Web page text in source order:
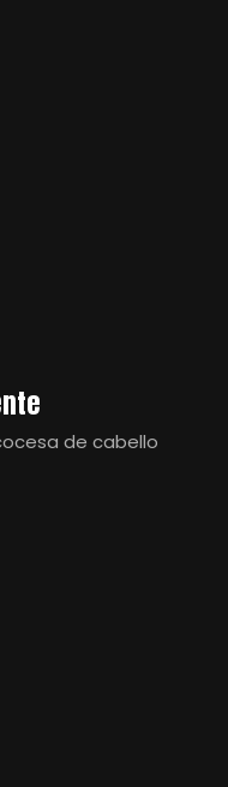
de cabello